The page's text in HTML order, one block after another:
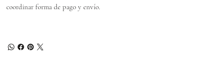
coordinar forma de pago y envío.